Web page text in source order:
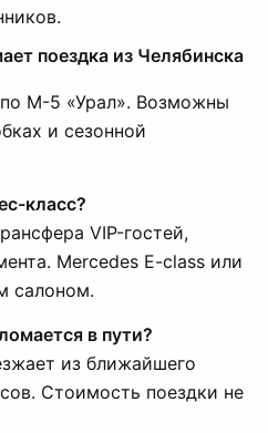
поездка из Челябинска
М-5 «Урал». Возможны
и сезонной
класс?
VIP-гостей,
Mercedes E-class или
салоном.
в пути?
из ближайшего
Стоимость поездки не